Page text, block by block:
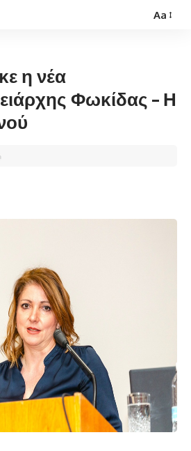
Aa
η νέα
Φωκίδας – Η